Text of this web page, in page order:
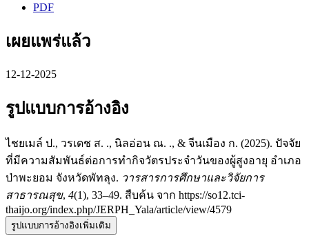
PDF
เผยแพร่แล้ว
12-12-2025
รูปแบบการอ้างอิง
ไชยเมล์ ป., วรเดช ส. ., นิลอ่อน ณ. ., & จีนเมือง ก. (2025). ปัจจัย
ที่มีความสัมพันธ์ต่อการทำกิจวัตรประจำวันของผู้สูงอายุ อำเภอ
ป่าพะยอม จังหวัดพัทลุง. วารสารการศึกษาและวิจัยการ
สาธารณสุข, 4(1), 33–49. สืบค้น จาก https://so12.tci-
thaijo.org/index.php/JERPH_Yala/article/view/4579
รูปแบบการอ้างอิงเพิ่มเติม